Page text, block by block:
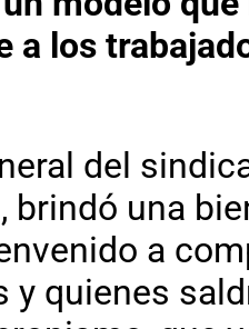
a los
del
brindó una
a
quienes